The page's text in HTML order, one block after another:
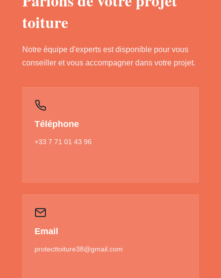
toiture
Notre équipe d'experts est disponible pour vous
conseiller et vous accompagner dans votre projet.
Téléphone
+33 7 71 01 43 96
Email
protecttoiture38@gmail.com